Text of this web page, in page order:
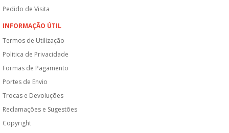
Pedido de Visita
INFORMAÇÃO ÚTIL
Termos de Utilização
Politica de Privacidade
Formas de Pagamento
Portes de Envio
Trocas e Devoluções
Reclamações e Sugestões
Copyright